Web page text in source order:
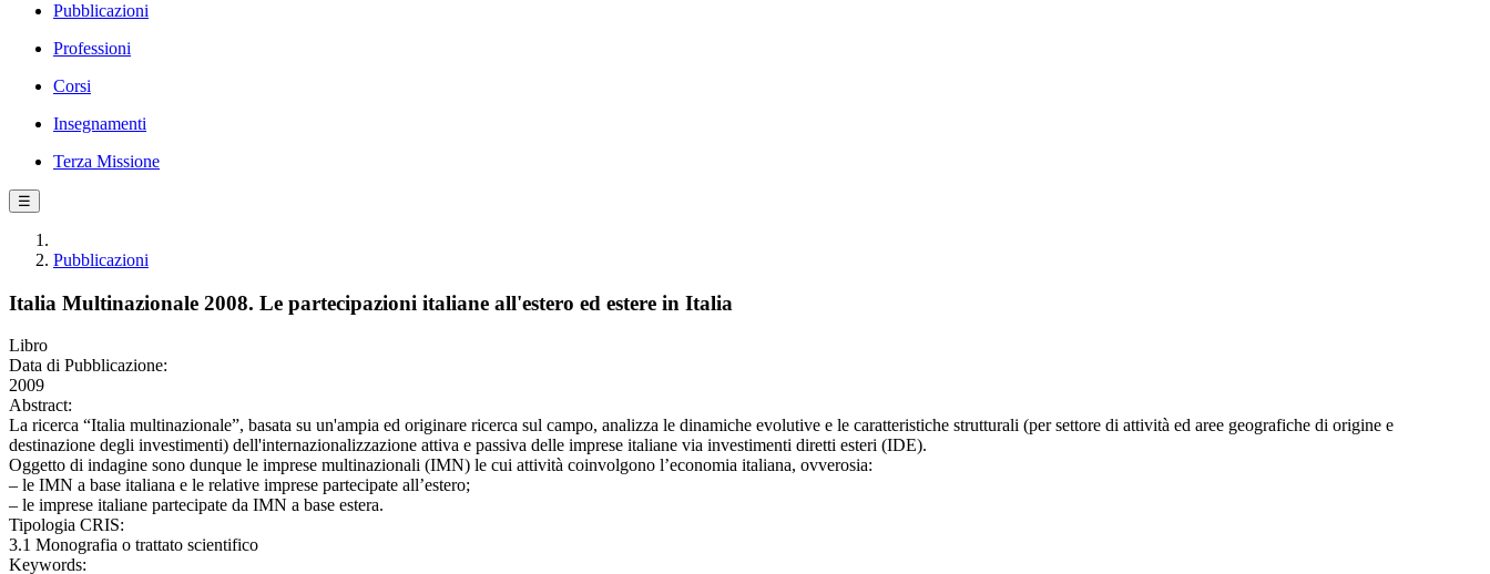
Pubblicazioni
Professioni
Corsi
Insegnamenti
Terza Missione
☰
Pubblicazioni
Italia Multinazionale 2008. Le partecipazioni italiane all'estero ed estere in Italia
Libro
Data di Pubblicazione:
2009
Abstract:
La ricerca “Italia multinazionale”, basata su un'ampia ed originare ricerca sul campo, analizza le dinamiche evolutive e le caratteristiche strutturali (per settore di attività ed aree geografiche di origine e
destinazione degli investimenti) dell'internazionalizzazione attiva e passiva delle imprese italiane via investimenti diretti esteri (IDE).
Oggetto di indagine sono dunque le imprese multinazionali (IMN) le cui attività coinvolgono l’economia italiana, ovverosia:
– le IMN a base italiana e le relative imprese partecipate all’estero;
– le imprese italiane partecipate da IMN a base estera.
Tipologia CRIS:
3.1 Monografia o trattato scientifico
Keywords: